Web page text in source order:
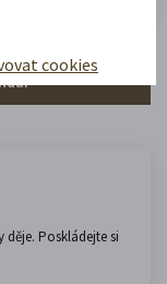
děje. Poskládejte si
cookies